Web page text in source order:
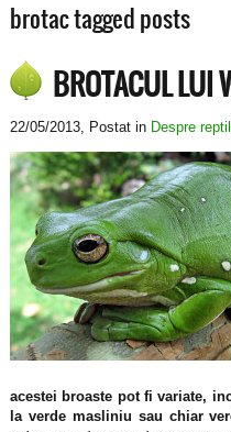
brotac tagged posts
BROTACUL LUI
22/05/2013, Postat in Despre
acestei broaste pot fi variate,
la verde masliniu sau chiar